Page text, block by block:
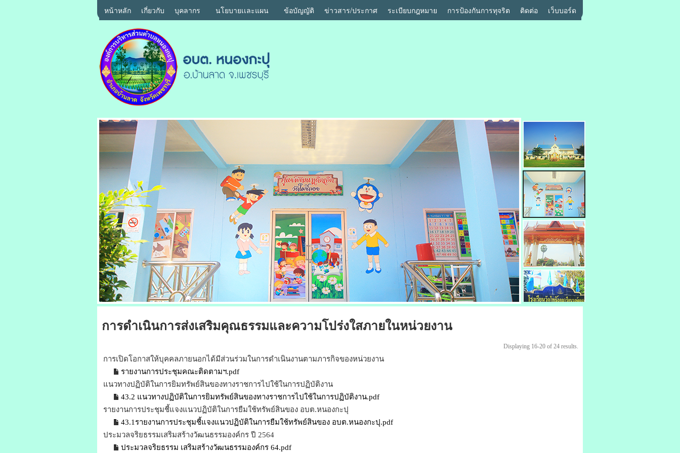
หน้าหลัก เกี่ยวกับ บุคลากร นโยบายเเละแผน ข้อบัญญัติ ข่าวสาร/ประกาศ ระเบียบกฎหมาย การป้องกันการทุจริต ติดต่อ เว็บบอร์ด
การดำเนินการส่งเสริมคุณธรรมและความโปร่งใสภายในหน่วยงาน
Displaying 16-20 of 24 results.
การเปิดโอกาสให้บุคคลภายนอกได้มีส่วนร่วมในการดำเนินงานตามภารกิจของหน่วยงาน
รายงานการประชุมคณะติดตามฯ.pdf
แนวทางปฏิบัติในการยิมทรัพย์สินของทางราชการไปใช้ในการปฏิบัติงาน
43.2 แนวทางปฏิบัติในการยิมทรัพย์สินของทางราชการไปใช้ในการปฏิบัติงาน.pdf
รายงานการประชุมชี้แจงแนวปฏิบัติในการยืมใช้ทรัพย์สินของ อบต.หนองกะปุ
43.1รายงานการประชุมชี้แจงแนวปฏิบัติในการยืมใช้ทรัพย์สินของ อบต.หนองกะปุ.pdf
ประมวลจริยธรรมเสริมสร้างวัฒนธรรมองค์กร ปี 2564
ประมวลจริยธรรม เสริมสร้างวัฒนธรรมองค์กร 64.pdf